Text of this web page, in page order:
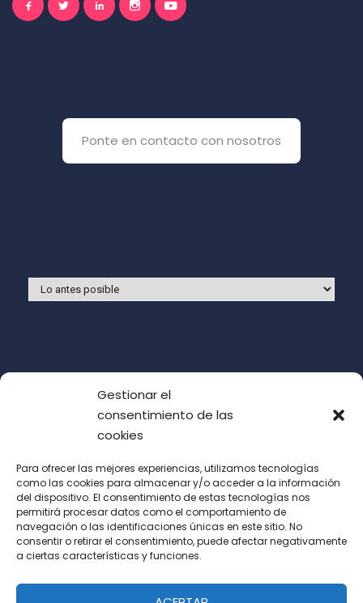
Gestionar el
consentimiento de las
cookies
Para ofrecer las mejores experiencias, utilizamos tecnologías
como las cookies para almacenar y/o acceder a la información
del dispositivo. El consentimiento de estas tecnologías nos
permitirá procesar datos como el comportamiento de
navegación o las identificaciones únicas en este sitio. No
consentir o retirar el consentimiento, puede afectar negativamente
a ciertas características y funciones.
Ponte en contacto con nosotros
Acepto las condiciones de uso (LOPD)